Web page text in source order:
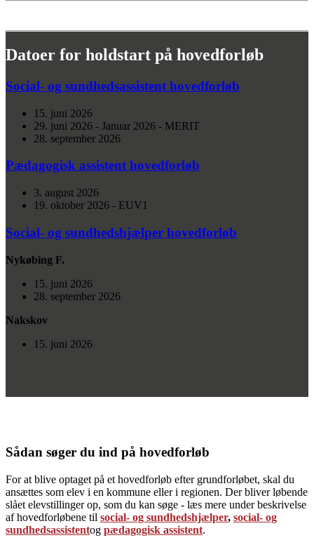
Datoer for holdstart på hovedforløb
Social- og sundhedsassistent hovedforløb
15. juni 2026
29. juni 2026 - Januar 2026 - MERIT
28. september 2026
Pædagogisk assistent hovedforløb
3. august 2026
19. oktober 2026 - EUV1
Social- og sundhedshjælper hovedforløb
Nykøbing F.
15. juni 2026
28. september 2026
Nakskov
15. juni 2026
Sådan søger du ind på hovedforløb
For at blive optaget på et hovedforløb efter grundforløbet, skal du
ansættes som elev i en kommune eller i regionen. Der bliver løbende
slået elevstillinger op, som du kan søge - læs mere under beskrivelse
af hovedforløbene til social- og sundhedshjælper, social- og
sundhedsassistentog pædagogisk assistent.